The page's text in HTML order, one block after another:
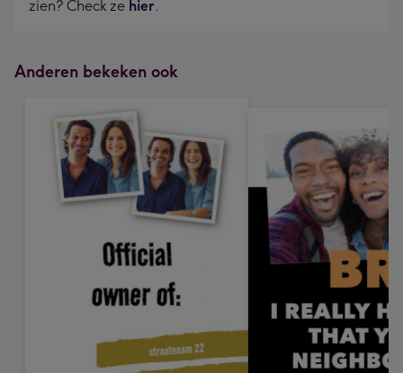
zien? Check ze hier.
Anderen bekeken ook